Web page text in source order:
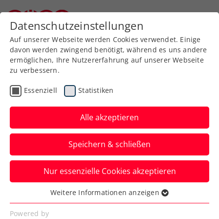
Übungsleiterausbildung in
NÖ
Spezialmodule Tennis (Sportzentrum
St. Pölten)
Datenschutzeinstellungen
Auf unserer Webseite werden Cookies verwendet. Einige
davon werden zwingend benötigt, während es uns andere
ermöglichen, Ihre Nutzererfahrung auf unserer Webseite
zu verbessern.
Essenziell Statistiken
Alle akzeptieren
Speichern & schließen
Nur essenzielle Cookies akzeptieren
Essenziell
Essenzielle Cookies werden für grundlegende
Weitere Informationen anzeigen
Powered by